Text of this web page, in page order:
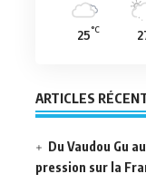
25°C
ARTICLES
Du Vaudou Gu
pression sur la